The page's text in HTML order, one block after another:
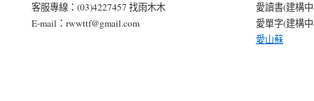
客服專線：(03)4227457 找雨木木
E-mail：rwwttf@gmail.com
愛讀書(建構
愛單字(建構
愛山蘇